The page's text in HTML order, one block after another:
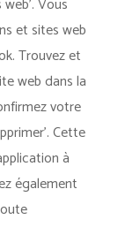
Vous
et sites web
Trouvez et
web dans la
votre
Cette
à
également